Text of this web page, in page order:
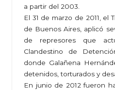
a partir del 2003.
El 31 de marzo de 2011, el
de Buenos Aires, aplicó
de represores que
Clandestino de
donde Galañena
detenidos, torturados y
En junio de 2012 fueron